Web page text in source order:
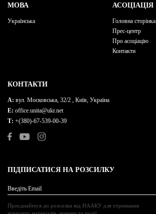
МОВА
Українська
АСОЦІАЦІЯ
Головна сторінка
Прес-центр
Про асоціацію
Контакти
КОНТАКТИ
A: вул. Московська, 32/2 , Київ, Україна
E: office.unita@ukr.net
Т: +(380)-67-539-00-39
ПІДПИСАТИСЯ НА РОЗСИЛКУ
Введіть Email
Приєднайтеся до розсилки від НААКУ для отримання